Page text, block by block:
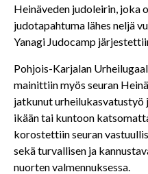
Heinäveden judoleirin, joka
judotapahtuma lähes neljä
Yanagi Judocamp
Pohjois-Karjalan
mainittiin myös seuran
jatkunut
ikään tai kuntoon
korostettiin seuran
sekä turvallisen ja
nuorten valmennuksessa.